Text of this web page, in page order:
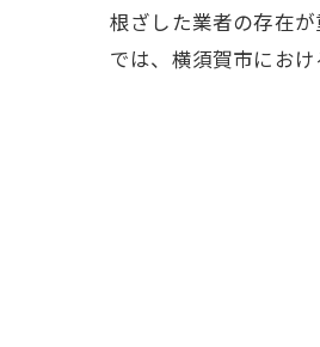
根ざした業者の存在
では、横須賀市にお